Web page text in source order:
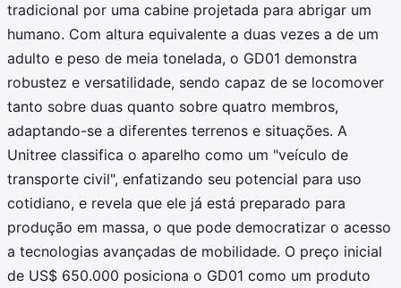
tradicional por uma cabine projetada para abrigar um
humano. Com altura equivalente a duas vezes a de um
adulto e peso de meia tonelada, o GD01 demonstra
robustez e versatilidade, sendo capaz de se locomover
tanto sobre duas quanto sobre quatro membros,
adaptando-se a diferentes terrenos e situações. A
Unitree classifica o aparelho como um "veículo de
transporte civil", enfatizando seu potencial para uso
cotidiano, e revela que ele já está preparado para
produção em massa, o que pode democratizar o acesso
a tecnologias avançadas de mobilidade. O preço inicial
de US$ 650.000 posiciona o GD01 como um produto